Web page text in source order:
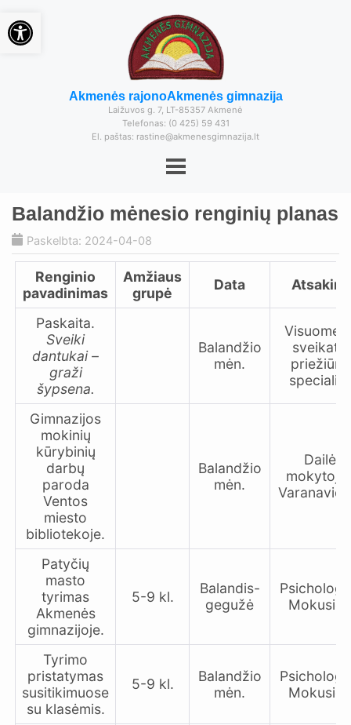
Akmenės rajonoAkmenės gimnazija
Laižuvos g. 7, LT-85357 Akmenė
Telefonas: (0 425) 59 431
El. paštas: rastine@akmenesgimnazija.lt
Balandžio mėnesio renginių planas
Paskelbta: 2024-04-08
Renginio
pavadinimas
Amžiaus
grupė
Data
Paskaita.
Sveiki
dantukai –
graži
šypsena.
Balandžio
mėn.
Gimnazijos
mokinių
kūrybinių
darbų
paroda
Ventos
miesto
bibliotekoje.
Balandžio
mėn.
Dailės
mokytoja
Patyčių
masto
tyrimas
Akmenės
gimnazijoje.
5-9 kl.
Balandis-
gegužė
Tyrimo
pristatymas
susitikimuose
su klasėmis.
5-9 kl.
Balandžio
mėn.
Open toolbar